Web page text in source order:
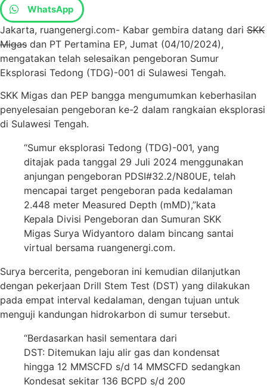
WhatsApp
Jakarta, ruangenergi.com- Kabar gembira datang dari SKK
Migas dan PT Pertamina EP, Jumat (04/10/2024),
mengatakan telah selesaikan pengeboran Sumur
Eksplorasi Tedong (TDG)-001 di Sulawesi Tengah.
SKK Migas dan PEP bangga mengumumkan keberhasilan
penyelesaian pengeboran ke-2 dalam rangkaian eksplorasi
di Sulawesi Tengah.
“Sumur eksplorasi Tedong (TDG)-001, yang
ditajak pada tanggal 29 Juli 2024 menggunakan
anjungan pengeboran PDSI#32.2/N80UE, telah
mencapai target pengeboran pada kedalaman
2.448 meter Measured Depth (mMD),”kata
Kepala Divisi Pengeboran dan Sumuran SKK
Migas Surya Widyantoro dalam bincang santai
virtual bersama ruangenergi.com.
Surya bercerita, pengeboran ini kemudian dilanjutkan
dengan pekerjaan Drill Stem Test (DST) yang dilakukan
pada empat interval kedalaman, dengan tujuan untuk
menguji kandungan hidrokarbon di sumur tersebut.
“Berdasarkan hasil sementara dari
DST: Ditemukan laju alir gas dan kondensat
hingga 12 MMSCFD s/d 14 MMSCFD sedangkan
Kondesat sekitar 136 BCPD s/d 200